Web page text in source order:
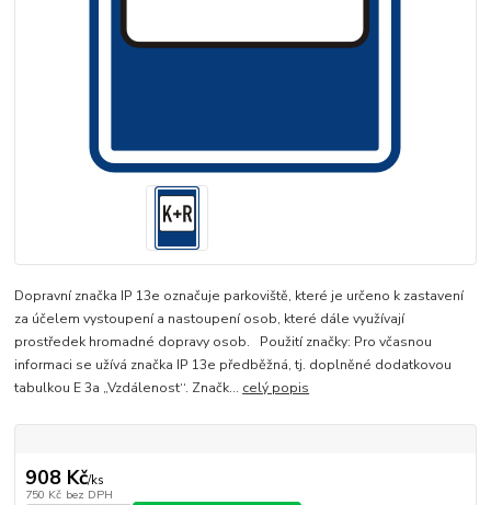
Dopravní značka IP 13e označuje parkoviště, které je určeno k zastavení
za účelem vystoupení a nastoupení osob, které dále využívají
prostředek hromadné dopravy osob. Použití značky: Pro včasnou
informaci se užívá značka IP 13e předběžná, tj. doplněné dodatkovou
tabulkou E 3a „Vzdálenost‘‘. Značk... celý popis
908 Kč/ks
750 Kč bez DPH